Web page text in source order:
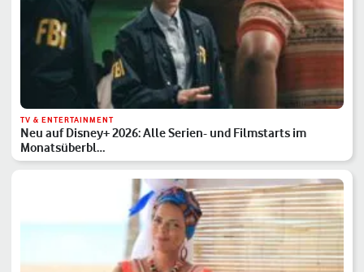
TV & ENTERTAINMENT
Neu auf Disney+ 2026: Alle Serien- und Filmstarts im
Monatsüberbl…